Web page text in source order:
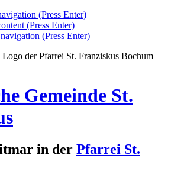
(Press Enter)
(Press Enter)
(Press Enter)
Gemeinde St.
in der Pfarrei St.